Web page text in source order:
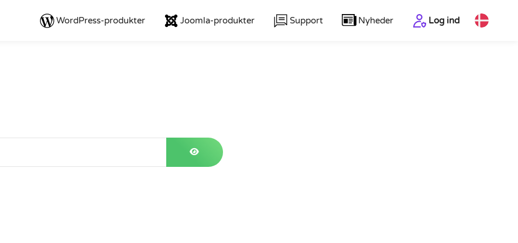
WordPress-produkter Joomla-produkter Support Nyheder Log ind